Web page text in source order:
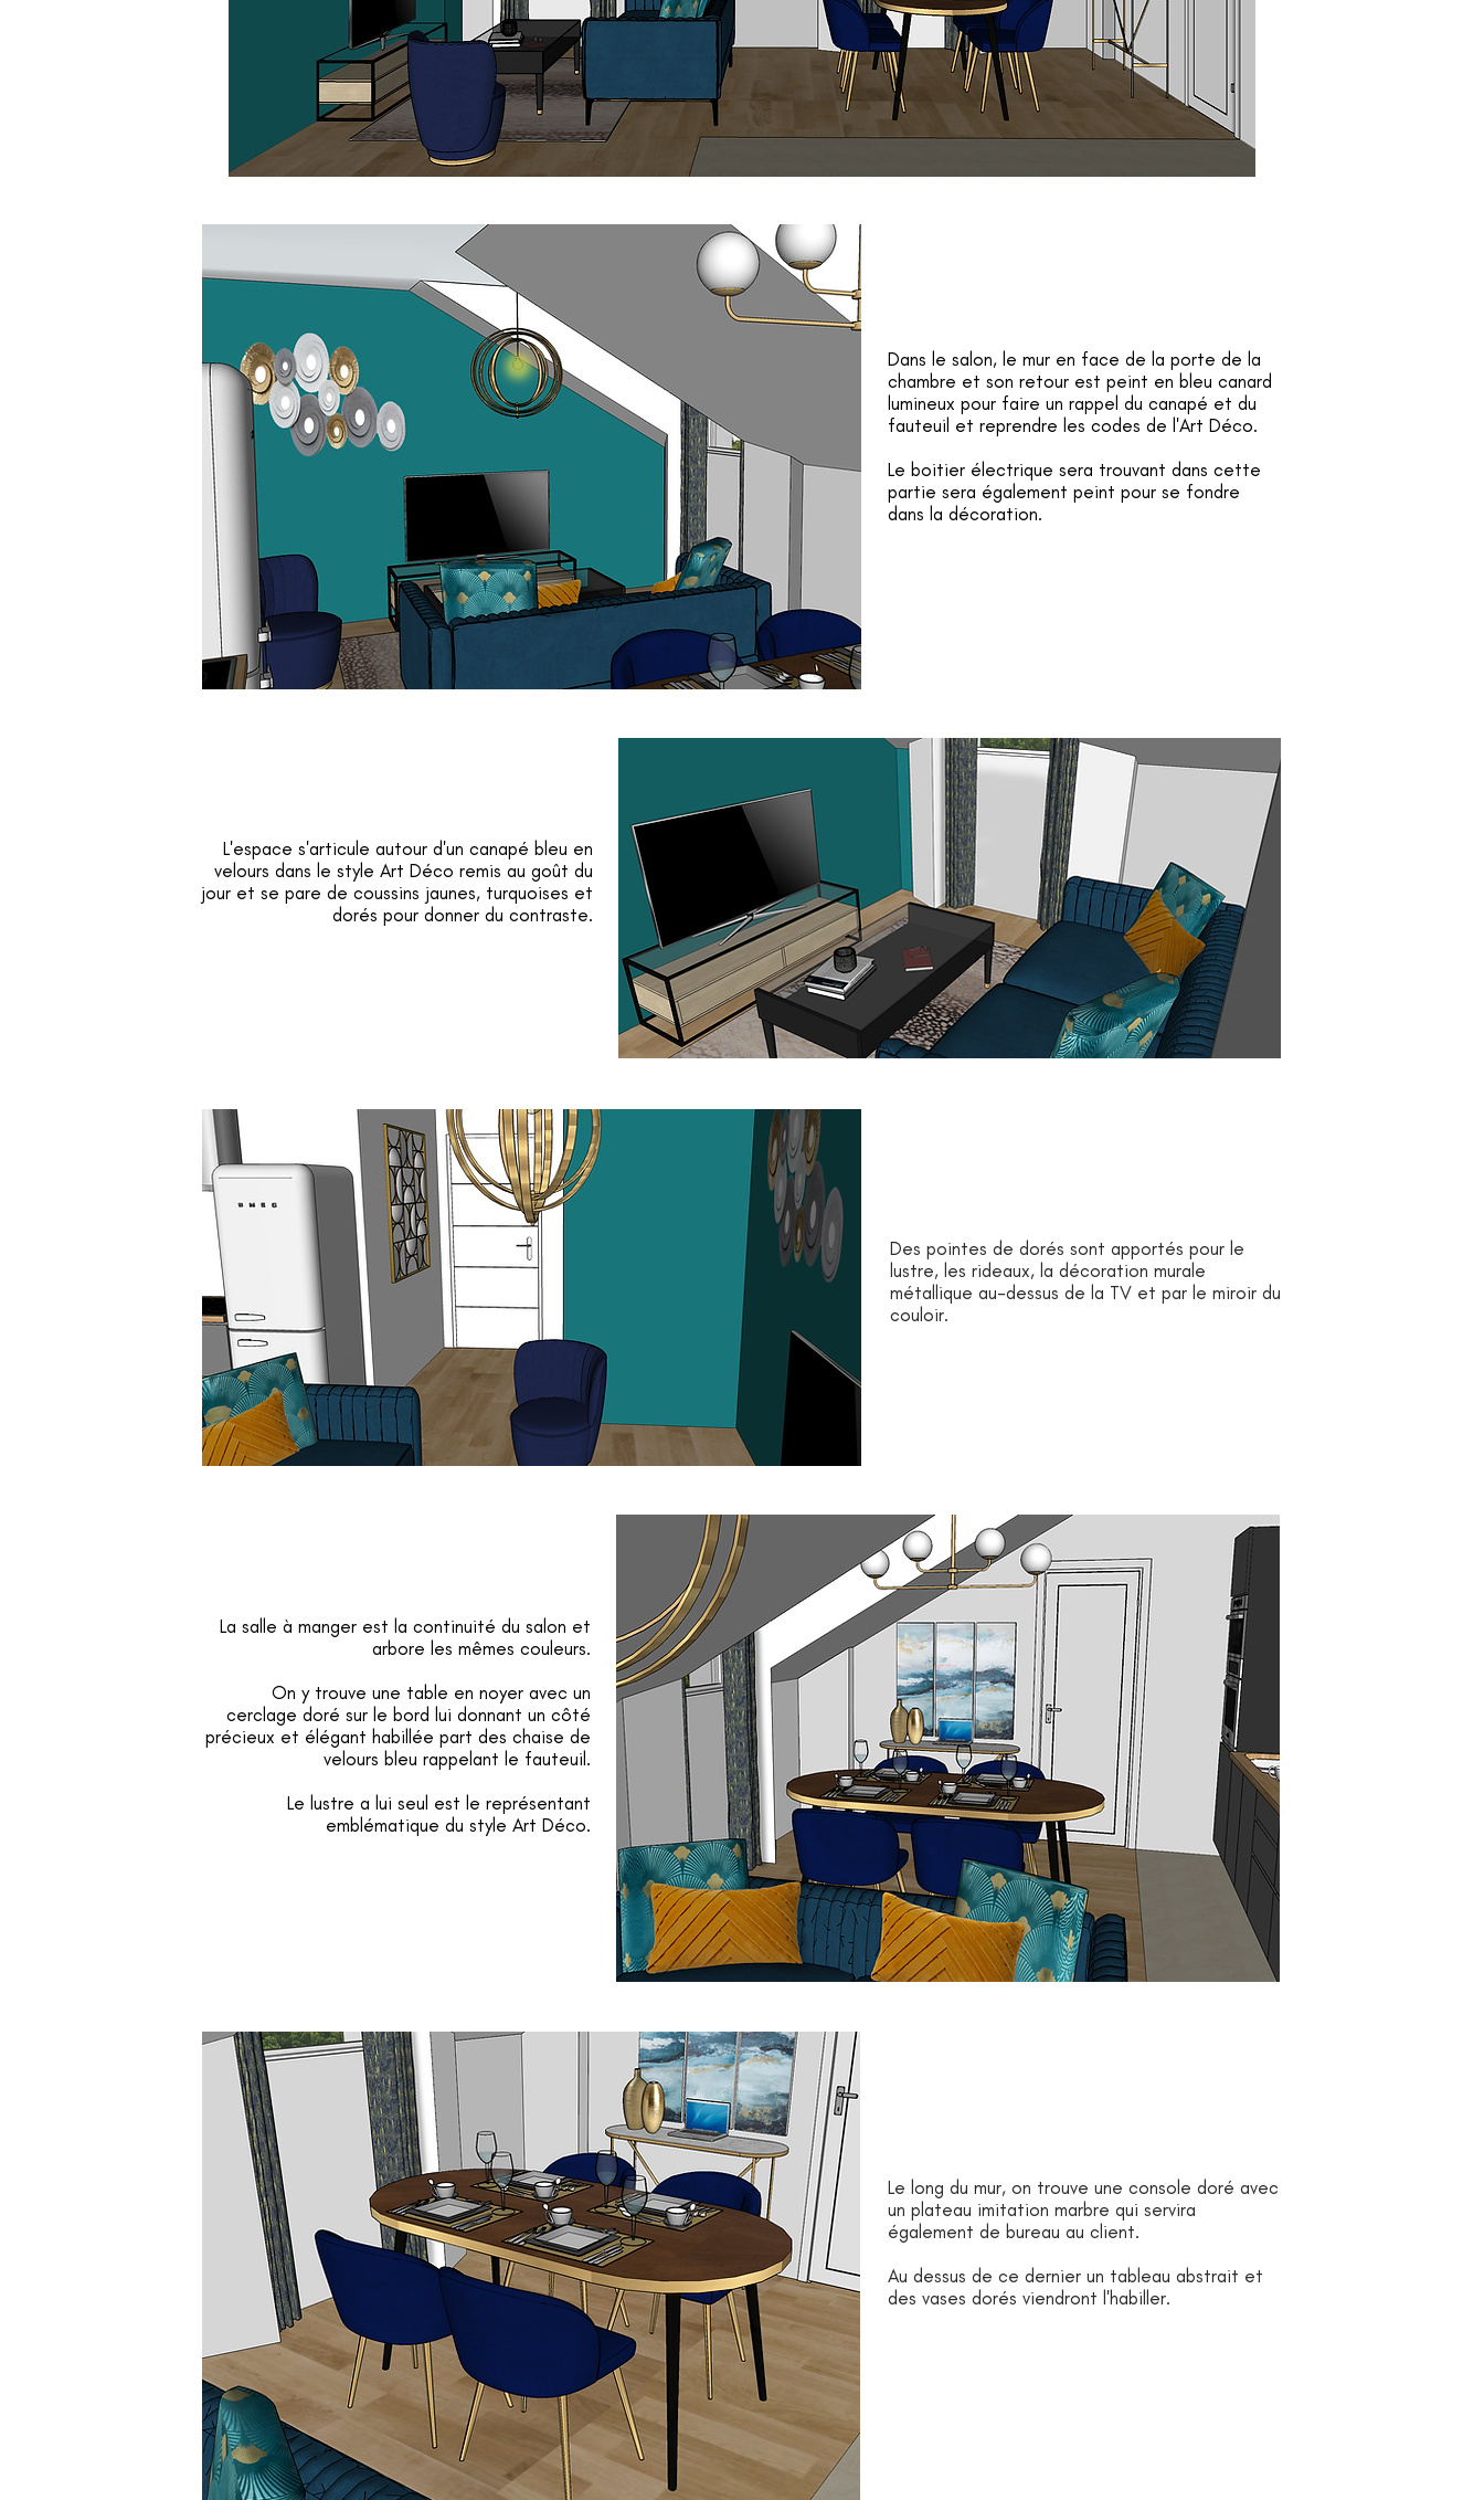
Dans le salon, le mur en face de la porte de la
chambre et son retour est peint en bleu canard
lumineux pour faire un rappel du canapé et du
fauteuil et reprendre les codes de l'Art Déco.
Le boitier électrique sera trouvant dans cette
partie sera également peint pour se fondre
dans la décoration.
L'espace s'articule autour d'un canapé bleu en
velours dans le style Art Déco remis au goût du
jour et se pare de coussins jaunes, turquoises et
dorés pour donner du contraste.
Des pointes de dorés sont apportés pour le
lustre, les rideaux, la décoration murale
métallique au-dessus de la TV et par le miroir du
couloir.
La salle à manger est la continuité du salon et
arbore les mêmes couleurs.
On y trouve une table en noyer avec un
cerclage doré sur le bord lui donnant un côté
précieux et élégant habillée part des chaise de
velours bleu rappelant le fauteuil.
Le lustre a lui seul est le représentant
emblématique du style Art Déco.
Le long du mur, on trouve une console doré avec
un plateau imitation marbre qui servira
également de bureau au client.
Au dessus de ce dernier un tableau abstrait et
des vases dorés viendront l'habiller.